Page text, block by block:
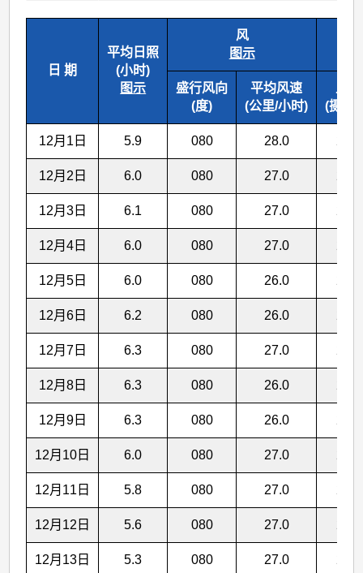
日 期
平均日照
(小时)
图示
风
图示
盛行风向
(度)
平均风速
(公里/小时)
(摄氏
12月1日 5.9 080 28.0
12月2日 6.0 080 27.0
12月3日 6.1 080 27.0
12月4日 6.0 080 27.0
12月5日 6.0 080 26.0
12月6日 6.2 080 26.0
12月7日 6.3 080 27.0
12月8日 6.3 080 26.0
12月9日 6.3 080 26.0
12月10日 6.0 080 27.0
12月11日 5.8 080 27.0
12月12日 5.6 080 27.0
12月13日 5.3 080 27.0